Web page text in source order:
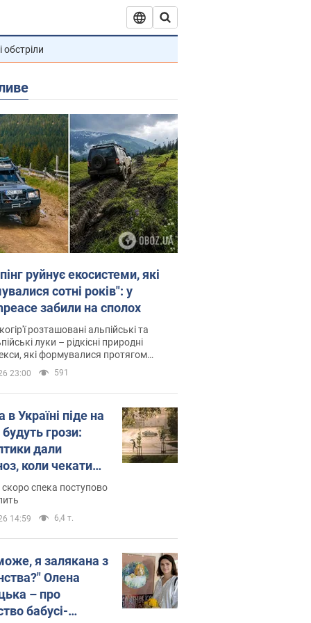
обстріли
руйнує екосистеми, які
сотні років": у
забили на сполох
розташовані альпійські та
луки – рідкісні природні
які формувалися протягом
23:00 591
в Україні піде на
грози:
дали
коли чекати
погоди
скоро спека поступово
14:59 6,4 т.
я залякана з
Олена
– про
бабусі-